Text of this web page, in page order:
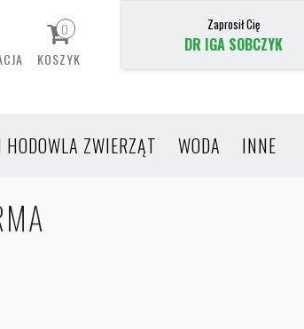
KOSZYK
0 Zaprosił Cię
DR IGA SOBCZYK
HODOWLA ZWIERZĄT WODA INNE